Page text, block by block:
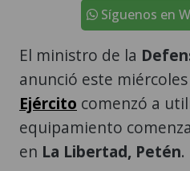
Síguenos en
El ministro de la
anunció este
Ejército comenzó a
equipamiento
en La Libertad, Petén.